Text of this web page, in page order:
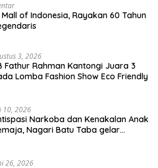
of Indonesia, Rayakan 60 Tahun
3, 2026
Fathur Rahman Kantongi Juara 3
Lomba Fashion Show Eco Friendly
10, 2026
Narkoba dan Kenakalan Anak
Nagari Batu Taba gelar
26, 2026